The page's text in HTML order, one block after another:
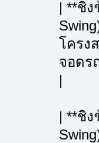
| **ชิ
โครง
จอดร
|
| **ชิ